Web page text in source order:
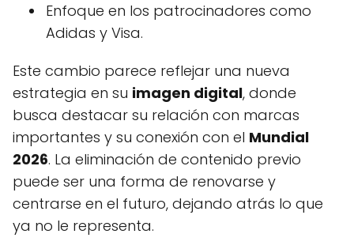
Enfoque en los patrocinadores como
Adidas y Visa.
Este cambio parece reflejar una nueva
estrategia en su imagen digital, donde
busca destacar su relación con marcas
importantes y su conexión con el Mundial
2026. La eliminación de contenido previo
puede ser una forma de renovarse y
centrarse en el futuro, dejando atrás lo que
ya no le representa.